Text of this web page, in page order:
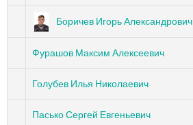
Боричев Игорь Александрович
Фурашов Максим Алексеевич
Голубев Илья Николаевич
Пасько Сергей Евгеньевич